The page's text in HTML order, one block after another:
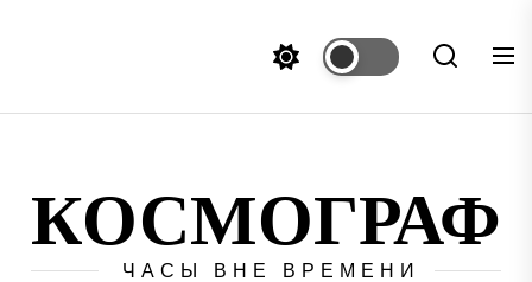
КОСМОГРАФ
ЧАСЫ ВНЕ ВРЕМЕНИ